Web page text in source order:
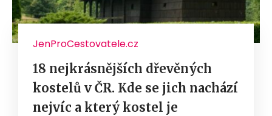
JenProCestovatele.cz
18 nejkrásnějších dřevěných
kostelů v ČR. Kde se jich nachází
nejvíc a který kostel je